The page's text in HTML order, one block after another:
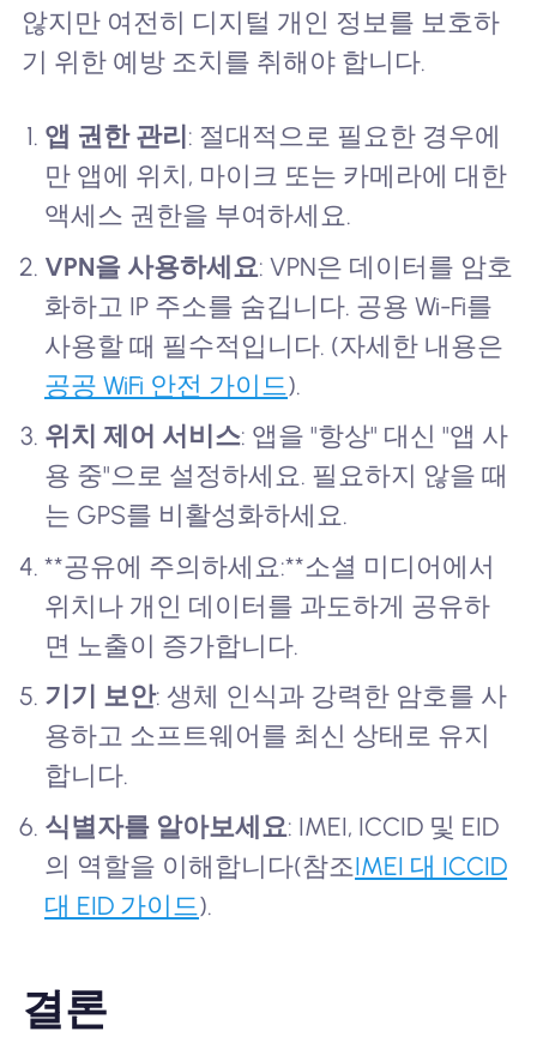
않지만 여전히 디지털 개인 정보를 보호하
기 위한 예방 조치를 취해야 합니다.
앱 권한 관리 : 절대적으로 필요한 경우에
만 앱에 위치, 마이크 또는 카메라에 대한
액세스 권한을 부여하세요.
VPN을 사용하세요: VPN은 데이터를 암호
화하고 IP 주소를 숨깁니다. 공용 Wi-Fi를
사용할 때 필수적입니다. (자세한 내용은
공공 WiFi 안전 가이드).
위치 제어 서비스: 앱을 "항상" 대신 "앱 사
용 중"으로 설정하세요. 필요하지 않을 때
는 GPS를 비활성화하세요.
**공유에 주의하세요:**소셜 미디어에서
위치나 개인 데이터를 과도하게 공유하
면 노출이 증가합니다.
기기 보안: 생체 인식과 강력한 암호를 사
용하고 소프트웨어를 최신 상태로 유지
합니다.
식별자를 알아보세요: IMEI, ICCID 및 EID
의 역할을 이해합니다(참조IMEI 대 ICCID
대 EID 가이드).
결론